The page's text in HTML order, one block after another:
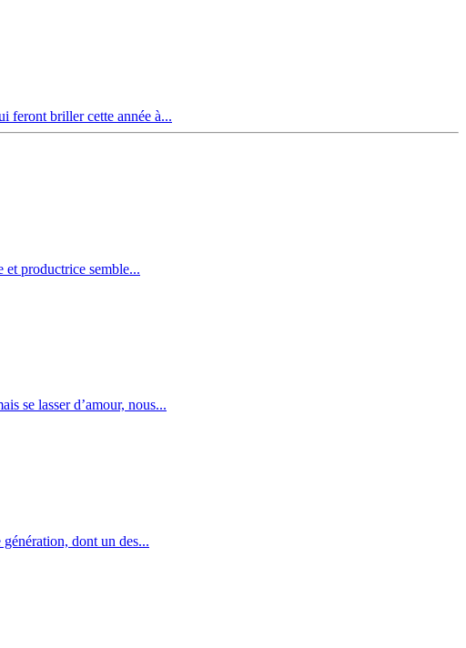
feront briller cette année à...
productrice semble...
se lasser d’amour, nous...
dont un des...